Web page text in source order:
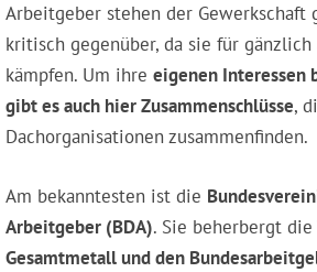
Arbeitgeber stehen der Gewerkschaft
kritisch gegenüber, da sie für
kämpfen. Um ihre eigenen Interessen
gibt es auch hier Zusammenschlüsse,
Dachorganisationen zusammenfinden.
Am bekanntesten ist die
Arbeitgeber (BDA). Sie beherbergt die
Gesamtmetall und den